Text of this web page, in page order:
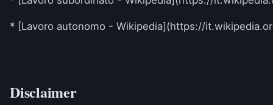
* [Lavoro autonomo - Wikipedia](https://
Disclaimer